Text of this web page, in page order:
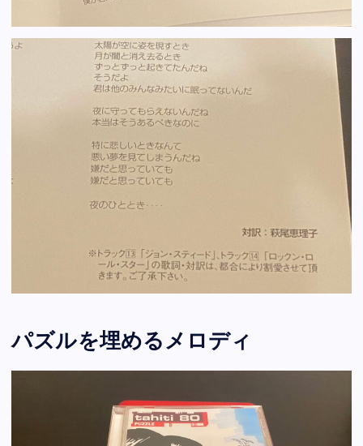
パズルを埋めるメロディ